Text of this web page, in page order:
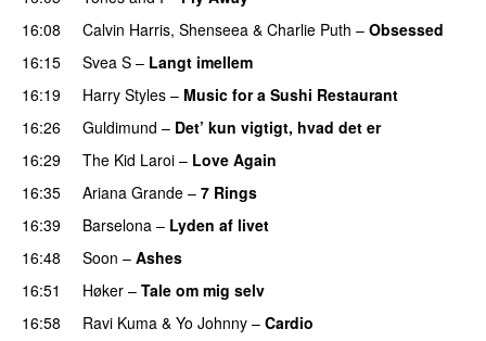
16:08
Calvin Harris, Shenseea & Charlie Puth – Obsessed
16:15
Svea S – Langt imellem
16:19
Harry Styles – Music for a Sushi Restaurant
16:26
Guldimund – Det’ kun vigtigt, hvad det er
16:29 The Kid Laroi – Love Again
16:35
Ariana Grande – 7 Rings
16:39
Barselona – Lyden af livet
16:48
Soon – Ashes
16:51 Høker – Tale om mig selv
16:58
Ravi Kuma & Yo Johnny – Cardio